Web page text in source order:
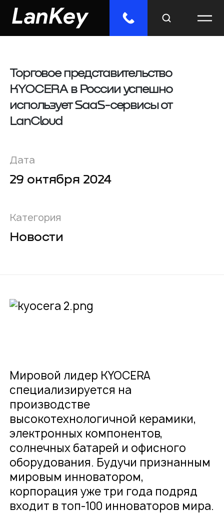
Меню
Главная
Облачные сервисы
Отраслевые решения
Торговое представительство
KYOCERA в России успешно
использует SaaS-сервисы от
LanCloud
Дата
29 октября 2024
Категория
Новости
Мировой лидер KYOCERA
специализируется на
производстве
высокотехнологичной керамики,
электронных компонентов,
солнечных батарей и офисного
оборудования. Будучи признанным
мировым инноватором,
корпорация уже три года подряд
входит в топ-100 инноваторов мира.